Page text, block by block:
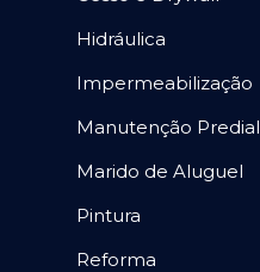
Hidráulica
Impermeabilização
Manutenção Predial
Marido de Aluguel
Pintura
Reforma